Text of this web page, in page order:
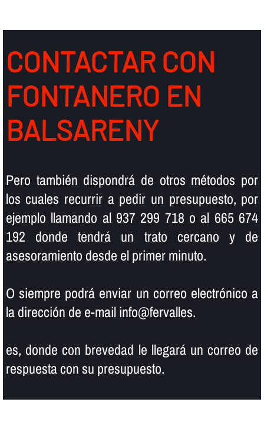
CONTACTAR CON
FONTANERO EN
BALSARENY
Pero también dispondrá de otros métodos por
los cuales recurrir a pedir un presupuesto, por
ejemplo llamando al 937 299 718 o al 665 674
192 donde tendrá un trato cercano y de
asesoramiento desde el primer minuto.
O siempre podrá enviar un correo electrónico a
la dirección de e-mail info@fervalles.
es, donde con brevedad le llegará un correo de
respuesta con su presupuesto.